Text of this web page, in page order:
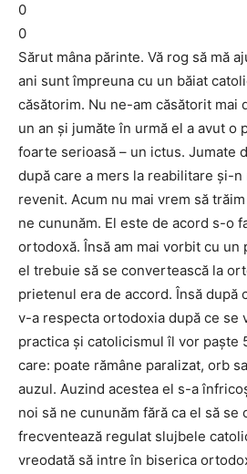
0
0
Sărut mâna părinte. Vă rog să mă
ani sunt împreuna cu un băiat
căsătorim. Nu ne-am căsătorit mai
un an și jumăte în urmă el a avut o
foarte serioasă – un ictus. Jumate
după care a mers la reabilitare și-
revenit. Acum nu mai vrem să
ne cununăm. El este de acord s-o
ortodoxă. Însă am mai vorbit cu un
el trebuie să se convertească la
prietenul era de accord. Însă după
v-a respecta ortodoxia după ce se
practica și catolicismul îl vor paște
care: poate rămâne paralizat, orb
auzul. Auzind acestea el s-a
noi să ne cununăm fără ca el să se
frecventează regulat slujbele
vreodată să intre în biserica